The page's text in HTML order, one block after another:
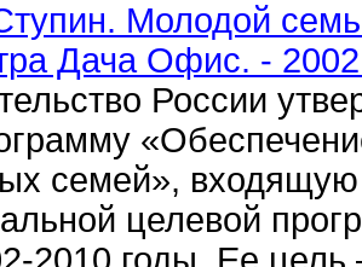
Молодой
Дача Офис. -
России
семей», входящую
целевой